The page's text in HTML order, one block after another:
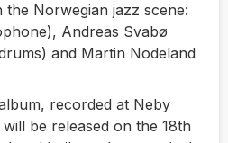
the Norwegian jazz scene:
Andreas Svabø
and Martin Nodeland
recorded at Neby
be released on the 18th